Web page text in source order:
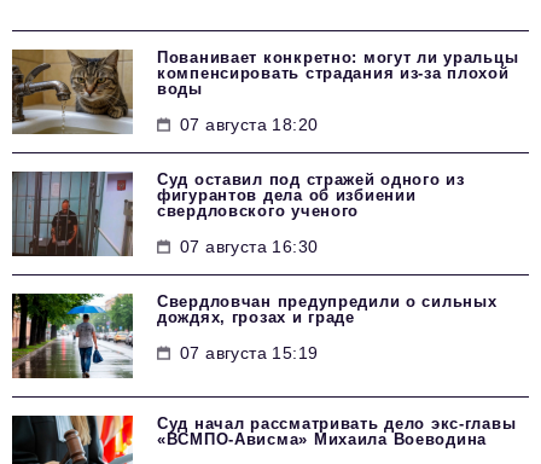
Пованивает конкретно: могут ли уральцы
компенсировать страдания из-за плохой
воды
07 августа 18:20
Суд оставил под стражей одного из
фигурантов дела об избиении
свердловского ученого
07 августа 16:30
Свердловчан предупредили о сильных
дождях, грозах и граде
07 августа 15:19
Суд начал рассматривать дело экс-главы
«ВСМПО-Ависма» Михаила Воеводина